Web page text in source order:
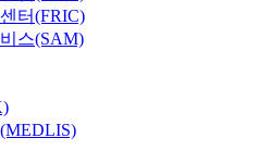
터(FRIC)
스(SAM)